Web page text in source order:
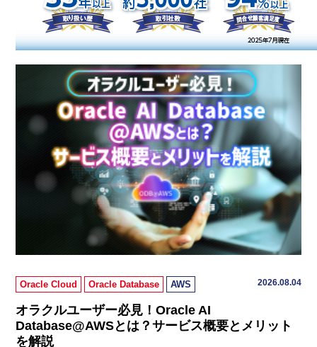
Oracle Cloud Oracle Database AWS 2026.08.04
オラクルユーザー必見！Oracle AI
Database@AWSとは？サービス概要とメリット
を解説